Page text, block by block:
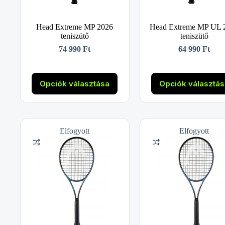
Head Extreme MP 2026
teniszütő
74 990Ft
Opciók választása
Ennek
a
van.
változatok
a
termékoldalon
választhatók
ki
Head Extreme MP UL
teniszütő
64 990Ft
Opciók
Ennek
a
van.
változatok
a
ki
Elfogyott Elfogyott